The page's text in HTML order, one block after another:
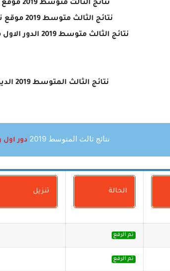
نتائج الثالث متوسط 2019 موقع ناجح
نتائج الثالث متوسط 2019 موقع نتائجنا
نتائج الثالث متوسط 2019 الدور الاول موقع ناجح
نتائج الثالث المتوسط 2019 الديوانية
نتائج ثالث المتوسط 2019 دور اول
الحالة تنزيل
تم الرفع
تم الرفع